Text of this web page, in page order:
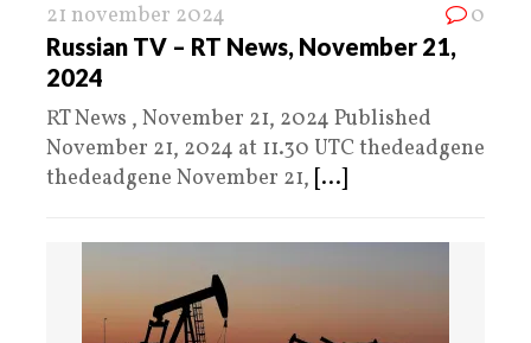
21 november 2024 0
Russian TV – RT News, November 21,
2024
RT News , November 21, 2024 Published
November 21, 2024 at 11.30 UTC thedeadgene
thedeadgene November 21, [...]